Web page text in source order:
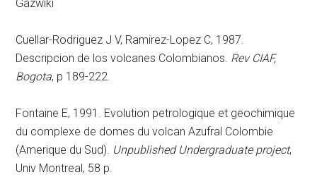
Gazwiki
Cuellar-Rodriguez J V, Ramirez-Lopez C, 1987.
Descripcion de los volcanes Colombianos. Rev CIAF,
Bogota, p 189-222.
Fontaine E, 1991. Evolution petrologique et geochimique
du complexe de domes du volcan Azufral Colombie
(Amerique du Sud). Unpublished Undergraduate project,
Univ Montreal, 58 p.